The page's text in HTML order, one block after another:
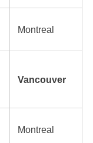
Montreal
Vancouver
Montreal